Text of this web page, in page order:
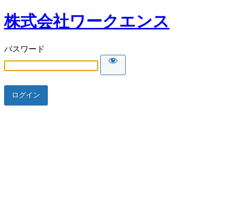
株式会社ワークエンス
パスワード